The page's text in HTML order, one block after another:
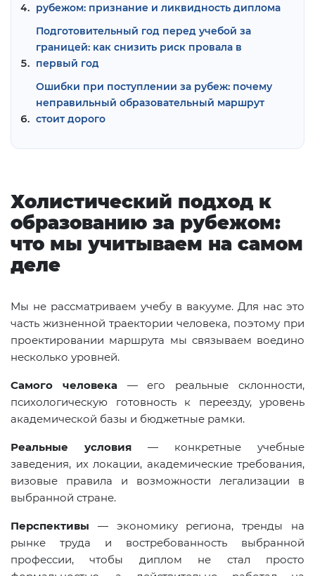
рубежом: признание и ликвидность диплома
Подготовительный год перед учебой за
границей: как снизить риск провала в
первый год
Ошибки при поступлении за рубеж: почему
неправильный образовательный маршрут
стоит дорого
Холистический подход к
образованию за рубежом:
что мы учитываем на самом
деле
Мы не рассматриваем учебу в вакууме. Для нас это
часть жизненной траектории человека, поэтому при
проектировании маршрута мы связываем воедино
несколько уровней.
Самого человека— его реальные склонности,
психологическую готовность к переезду, уровень
академической базы и бюджетные рамки.
Реальные условия — конкретные учебные
заведения, их локации, академические требования,
визовые правила и возможности легализации в
выбранной стране.
Перспективы — экономику региона, тренды на
рынке труда и востребованность выбранной
профессии, чтобы диплом не стал просто